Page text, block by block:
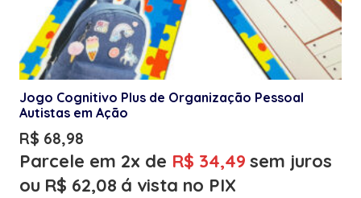
Jogo Cognitivo Plus de Organização Pessoal
Autistas em Ação
R$ 68,98
Parcele em 2x de R$ 34,49 sem juros
ou R$ 62,08 á vista no PIX